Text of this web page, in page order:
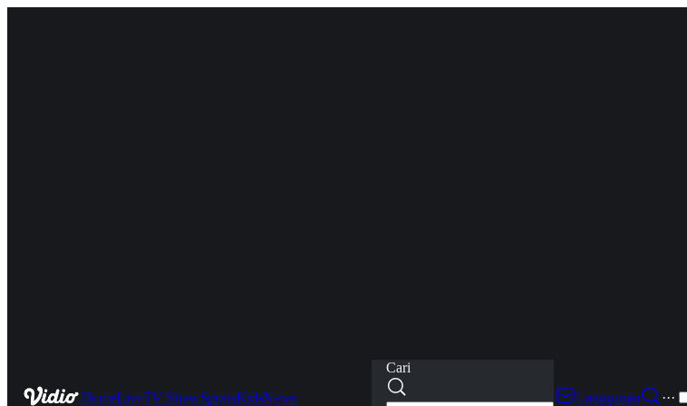
HomeLiveTV ShowSportsKidsNews
Cari
Langganan
···